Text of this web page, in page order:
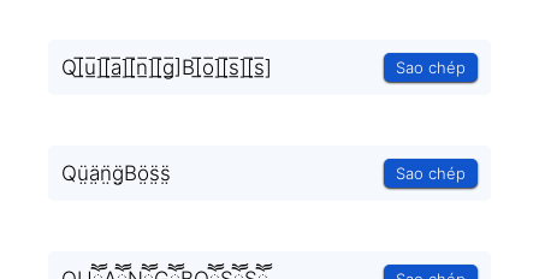
Q[̲̅u̲̅][̲̅a̲̅][̲̅n̲̅][̲̅g̲̅]B[̲̅o̲̅][̲̅s̲̅][̲̅s̲̅] Sao chép
Qṳ̈ä̤n̤̈g̤̈Bö̤s̤̈s̤̈ Sao chép